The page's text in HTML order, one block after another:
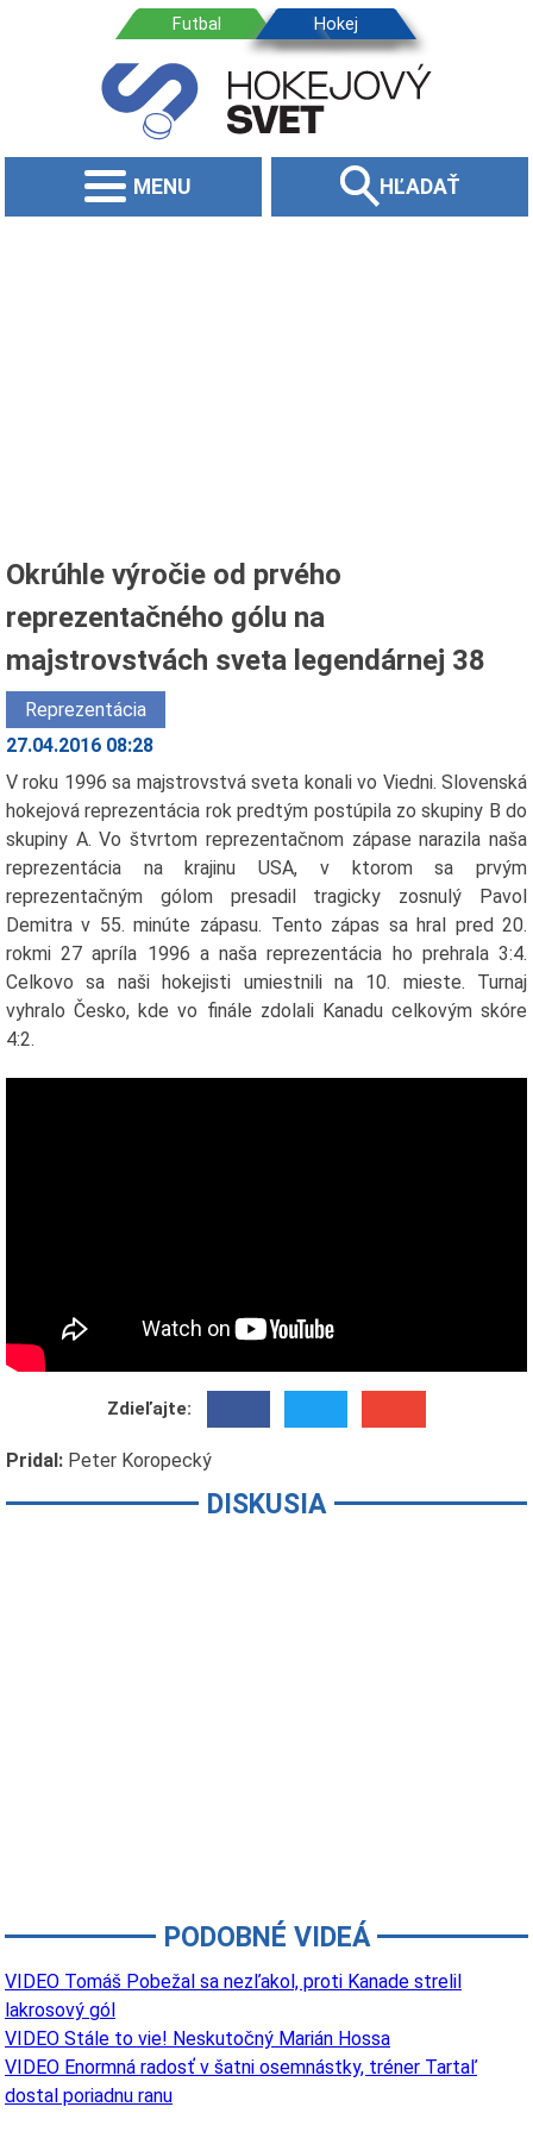
MENU HĽADAŤ
Okrúhle výročie od prvého
reprezentačného gólu na
majstrovstvách sveta legendárnej 38
Reprezentácia
27.04.2016 08:28
V roku 1996 sa majstrovstvá sveta konali vo Viedni. Slovenská
hokejová reprezentácia rok predtým postúpila zo skupiny B do
skupiny A. Vo štvrtom reprezentačnom zápase narazila naša
reprezentácia na krajinu USA, v ktorom sa prvým
reprezentačným gólom presadil tragicky zosnulý Pavol
Demitra v 55. minúte zápasu. Tento zápas sa hral pred 20.
rokmi 27 apríla 1996 a naša reprezentácia ho prehrala 3:4.
Celkovo sa naši hokejisti umiestnili na 10. mieste. Turnaj
vyhralo Česko, kde vo finále zdolali Kanadu celkovým skóre
4:2.
Zdieľajte:
Pridal: Peter Koropecký
DISKUSIA
PODOBNÉ VIDEÁ
VIDEO Tomáš Pobežal sa nezľakol, proti Kanade strelil
lakrosový gól
VIDEO Stále to vie! Neskutočný Marián Hossa
VIDEO Enormná radosť v šatni osemnástky, tréner Tartaľ
dostal poriadnu ranu